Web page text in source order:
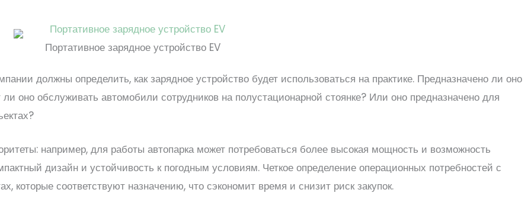
Портативное зарядное устройство EV
должны определить, как зарядное устройство будет использоваться на практике. Предназначено ли оно
ли оно обслуживать автомобили сотрудников на полустационарной стоянке? Или оно предназначено для
например, для работы автопарка может потребоваться более высокая мощность и возможность
дизайн и устойчивость к погодным условиям. Четкое определение операционных потребностей с
которые соответствуют назначению, что сэкономит время и снизит риск закупок.